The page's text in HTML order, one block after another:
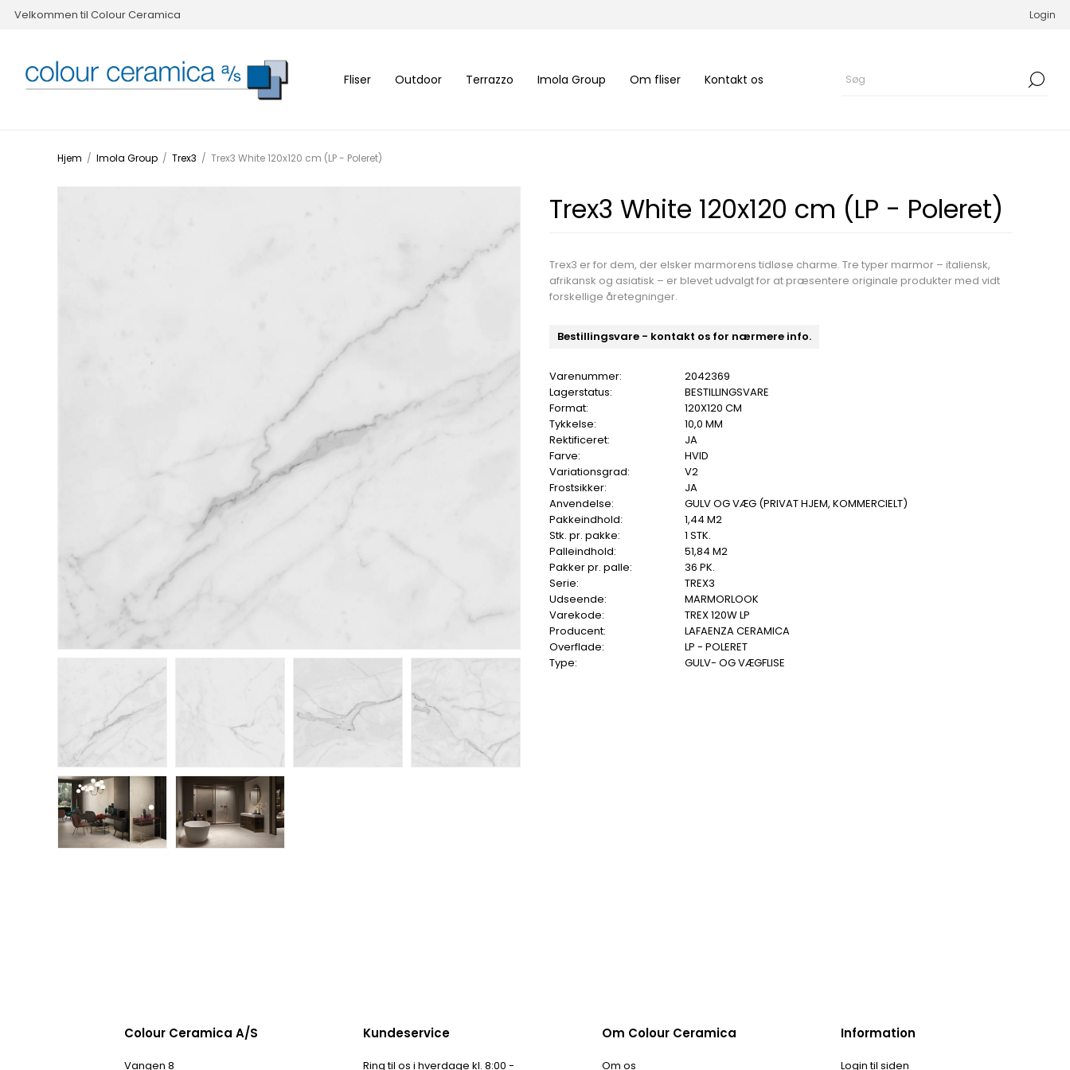
Velkommen til Colour Ceramica Login
Fliser Outdoor Terrazzo Imola Group Om fliser Kontakt os
Hjem / Imola Group / Trex3 / Trex3 White 120x120 cm (LP - Poleret)
Trex3 White 120x120 cm (LP - Poleret)
Trex3 er for dem, der elsker marmorens tidløse charme. Tre typer marmor – italiensk,
afrikansk og asiatisk – er blevet udvalgt for at præsentere originale produkter med vidt
forskellige åretegninger.
Bestillingsvare - kontakt os for nærmere info.
Varenummer:
2042369
Lagerstatus:
BESTILLINGSVARE
Format:
120X120 CM
Tykkelse:
10,0 MM
Rektificeret:
JA
Farve:
HVID
Variationsgrad:
V2
Frostsikker:
JA
Anvendelse:
GULV OG VÆG (PRIVAT HJEM, KOMMERCIELT)
Pakkeindhold:
1,44 M2
Stk. pr. pakke:
1 STK.
Palleindhold:
51,84 M2
Pakker pr. palle:
36 PK.
Serie:
TREX3
Udseende:
MARMORLOOK
Varekode:
TREX 120W LP
Producent:
LAFAENZA CERAMICA
Overflade:
LP - POLERET
Type:
GULV- OG VÆGFLISE
Colour Ceramica A/S
Vangen 8
Kundeservice
Ring til os i hverdage kl. 8:00 -
Om Colour Ceramica
Om os
Information
Login til siden